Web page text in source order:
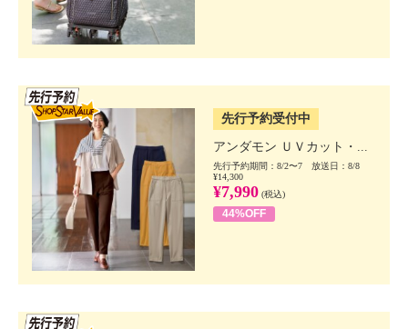
先行予約受付中
アンダモン ＵＶカット・...
先行予約期間：8/2〜7 放送日：8/8
¥14,300
¥7,990 (税込)
44%OFF